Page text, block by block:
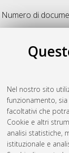
Nel nostro sito
funzionamento,
facoltativi che
Cookie e altri
analisi statistiche,
istituzionale e
Numero di
Beach.[Laurea
Studio in
non disponibile
Questa lista